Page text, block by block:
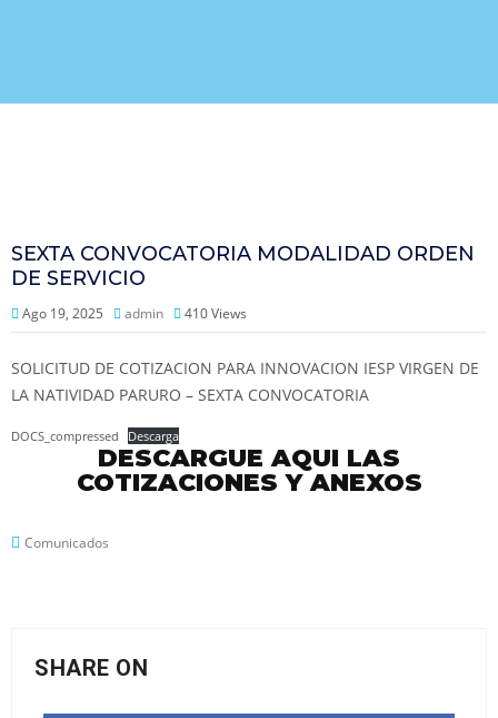
SEXTA CONVOCATORIA MODALIDAD ORDEN
DE SERVICIO
Ago 19, 2025 admin 410Views
SOLICITUD DE COTIZACION PARA INNOVACION IESP VIRGEN DE
LA NATIVIDAD PARURO – SEXTA CONVOCATORIA
DOCS_compressed Descarga
DESCARGUE AQUI LAS
COTIZACIONES Y ANEXOS
Comunicados
SHARE ON